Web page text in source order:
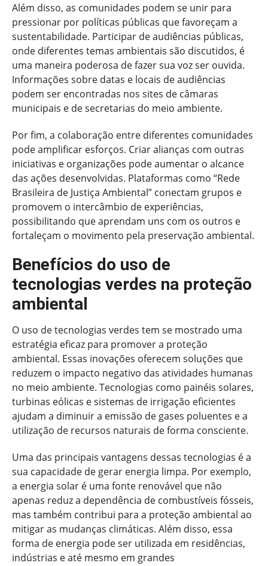
Além disso, as comunidades podem se unir para
pressionar por políticas públicas que favoreçam a
sustentabilidade. Participar de audiências públicas,
onde diferentes temas ambientais são discutidos, é
uma maneira poderosa de fazer sua voz ser ouvida.
Informações sobre datas e locais de audiências
podem ser encontradas nos sites de câmaras
municipais e de secretarias do meio ambiente.
Por fim, a colaboração entre diferentes comunidades
pode amplificar esforços. Criar alianças com outras
iniciativas e organizações pode aumentar o alcance
das ações desenvolvidas. Plataformas como “Rede
Brasileira de Justiça Ambiental” conectam grupos e
promovem o intercâmbio de experiências,
possibilitando que aprendam uns com os outros e
fortaleçam o movimento pela preservação ambiental.
Benefícios do uso de
tecnologias verdes na proteção
ambiental
O uso de tecnologias verdes tem se mostrado uma
estratégia eficaz para promover a proteção
ambiental. Essas inovações oferecem soluções que
reduzem o impacto negativo das atividades humanas
no meio ambiente. Tecnologias como painéis solares,
turbinas eólicas e sistemas de irrigação eficientes
ajudam a diminuir a emissão de gases poluentes e a
utilização de recursos naturais de forma consciente.
Uma das principais vantagens dessas tecnologias é a
sua capacidade de gerar energia limpa. Por exemplo,
a energia solar é uma fonte renovável que não
apenas reduz a dependência de combustíveis fósseis,
mas também contribui para a proteção ambiental ao
mitigar as mudanças climáticas. Além disso, essa
forma de energia pode ser utilizada em residências,
indústrias e até mesmo em grandes